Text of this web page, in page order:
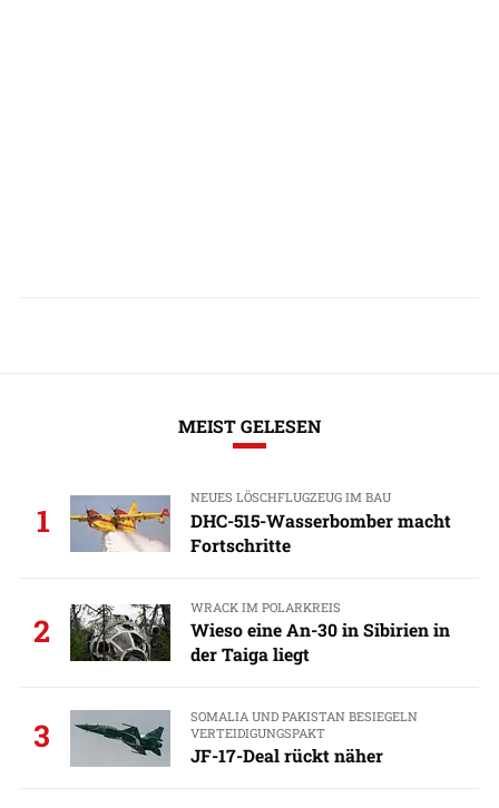
MEIST GELESEN
1
NEUES LÖSCHFLUGZEUG IM BAU
DHC-515-Wasserbomber macht
Fortschritte
2
WRACK IM POLARKREIS
Wieso eine An-30 in Sibirien in
der Taiga liegt
3
SOMALIA UND PAKISTAN BESIEGELN
VERTEIDIGUNGSPAKT
JF-17-Deal rückt näher